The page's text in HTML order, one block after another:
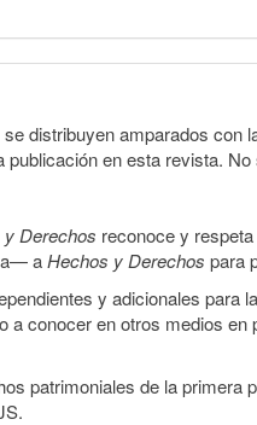
distribuyen amparados con
en esta revista.
Derechos reconoce y
aHechos y Derechos para
y adicionales para
a conocer en otros medios
patrimoniales de la